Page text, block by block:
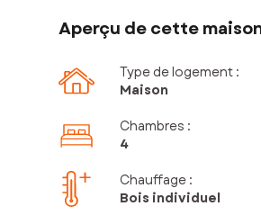
Aperçu de cette
Type de logement :
Maison
Chambres :
4
Chauffage :
Bois individuel